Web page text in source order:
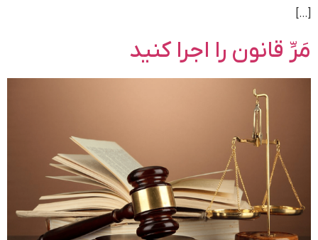
[…]
مَرِّ قانون را اجرا کنید